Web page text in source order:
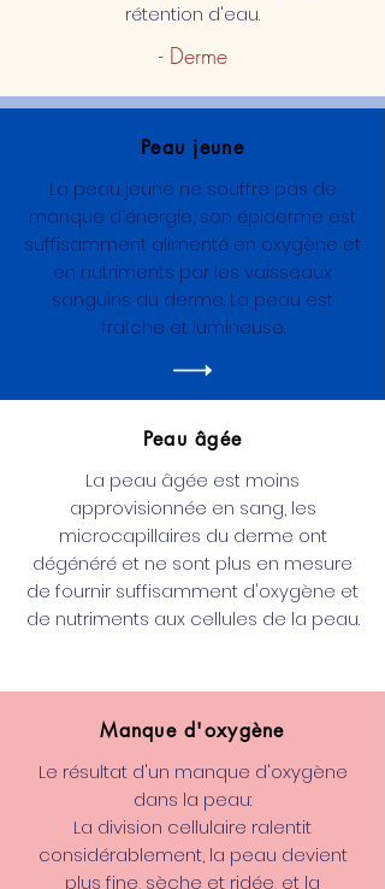
rétention d'eau.
- Derme
Peau jeune
La peau jeune ne souffre pas de
manque d'énergie, son épiderme est
suffisamment alimenté en oxygène et
en nutriments par les vaisseaux
sanguins du derme. La peau est
fraîche et lumineuse.
Peau âgée
La peau âgée est moins
approvisionnée en sang, les
microcapillaires du derme ont
dégénéré et ne sont plus en mesure
de fournir suffisamment d'oxygène et
de nutriments aux cellules de la peau.
Manque d'oxygène
Le résultat d'un manque d'oxygène
dans la peau:
La division cellulaire ralentit
considérablement, la peau devient
plus fine, sèche et ridée, et la